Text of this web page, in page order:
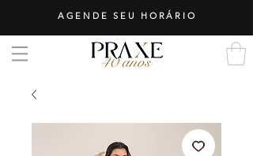
AGENDE SEU HORÁRIO